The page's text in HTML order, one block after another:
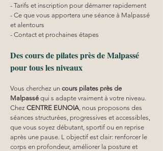
- Tarifs et inscription pour démarrer rapidement
- Ce que vous apportera une séance à Malpassé
et alentours
- Contact et prochaines étapes
Des cours de pilates près de Malpassé
pour tous les niveaux
Vous cherchez un cours pilates près de
Malpassé qui s adapte vraiment à votre niveau.
Chez CENTRE EUNOIA , nous proposons des
séances structurées, progressives et accessibles,
que vous soyez débutant, sportif ou en reprise
après une pause. L objectif est clair: renforcer le
corps en profondeur, améliorer la posture et